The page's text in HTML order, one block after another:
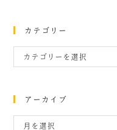
カテゴリー
カテゴリーを選択
アーカイブ
月を選択